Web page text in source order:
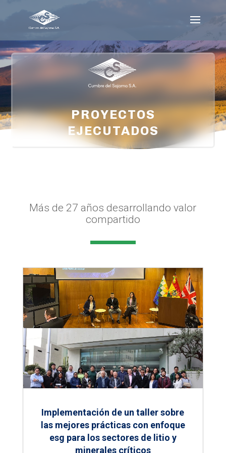
PROYECTOS
EJECUTADOS
Más de 27 años desarrollando valor
compartido
Implementación de un taller sobre
las mejores prácticas con enfoque
esg para los sectores de litio y
minerales críticos